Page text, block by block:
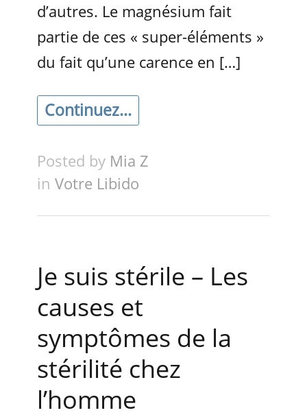
d’autres. Le magnésium fait
partie de ces « super-éléments »
du fait qu’une carence en […]
Continuez...
Posted by Mia Z
in Votre Libido
Je suis stérile – Les
causes et
symptômes de la
stérilité chez
l’homme